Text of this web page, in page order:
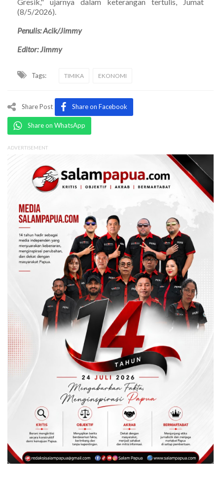
(8/5/2026).
Penulis: Acik/Jimmy
Editor: Jimmy
Tags: TIMIKA EKONOMI
Share Post Share on Facebook
Share on WhatsApp
ADVERTISEMENT